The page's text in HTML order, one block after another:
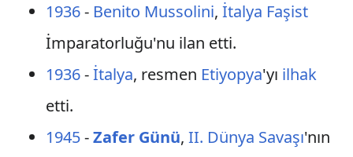
1936- Benito Mussolini, İtalya Faşist
İmparatorluğu'nu ilan etti.
1936-İtalya, resmen Etiyopya'yı ilhak
etti.
1945-Zafer Günü, II. Dünya Savaşı'nın